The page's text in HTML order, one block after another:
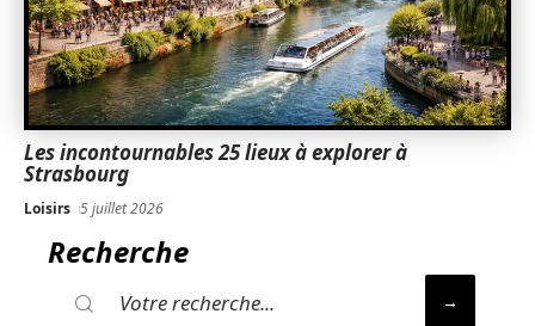
Les incontournables 25 lieux à explorer à
Strasbourg
Loisirs 5 juillet 2026
Recherche